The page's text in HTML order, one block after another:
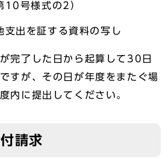
10号様式の2）
支出を証する資料の写し
完了した日から起算して30日
すが、その日が年度をまたぐ場
内に提出してください。
請求